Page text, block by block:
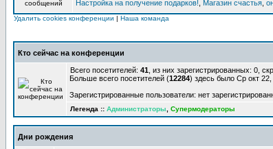
Настройка на получение подарков!
Магазин счастья
Удалить cookies конференции | Наша команда
Кто сейчас на конференции
Всего посетителей: 41 , из них зарегистрированных: 0,
Больше всего посетителей (12284) здесь было Ср окт
Зарегистрированные пользователи: нет
Легенда :: Администраторы Супермодераторы
Дни рождения